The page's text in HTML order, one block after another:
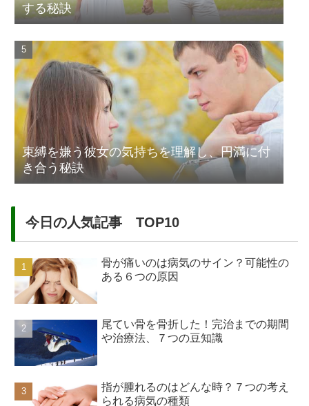
する秘訣
束縛を嫌う彼女の気持ちを理解し、円満に付
き合う秘訣
今日の人気記事 TOP10
骨が痛いのは病気のサイン？可能性の
ある６つの原因
尾てい骨を骨折した！完治までの期間
や治療法、７つの豆知識
指が腫れるのはどんな時？７つの考え
られる病気の種類